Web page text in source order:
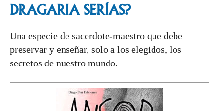
DRAGARIASERÍAS?
Una especie de sacerdote-maestro que debe
preservar y enseñar, solo a los elegidos, los
secretos de nuestro mundo.